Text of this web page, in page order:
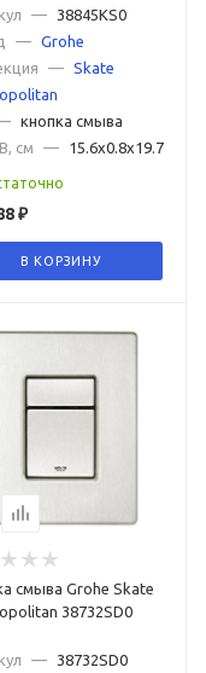
—
38845KS0
—
Grohe
—
Skate
кнопка смыва
см
— 15.6x0.8x19.7
₽
В КОРЗИНУ
смыва Grohe Skate
38732SD0
—
38732SD0